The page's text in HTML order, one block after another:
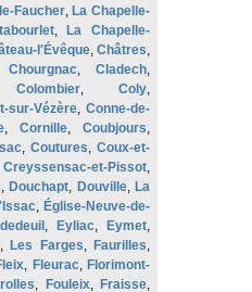
Faucher, La Chapelle-
,
La Chapelle-
l'Évêque,Châtres,
Chourgnac,Cladech,
Colombier,Coly,
sur-Vézère, Conne-de-
, Cornille,Coubjours,
,Coutures,Coux-et-
Creyssensac-et-Pissot,
, Douchapt, Douville, La
, Église-Neuve-de-
, Eyliac, Eymet,
, Les Farges, Faurilles,
, Fleurac, Florimont-
, Fouleix, Fraisse,